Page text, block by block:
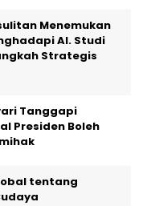
Menemukan
AI. Studi
Strategis
Tanggapi
Presiden Boleh
tentang